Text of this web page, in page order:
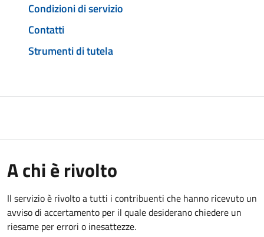
Condizioni di servizio
Contatti
Strumenti di tutela
A chi è rivolto
Il servizio è rivolto a tutti i contribuenti che hanno ricevuto un
avviso di accertamento per il quale desiderano chiedere un
riesame per errori o inesattezze.